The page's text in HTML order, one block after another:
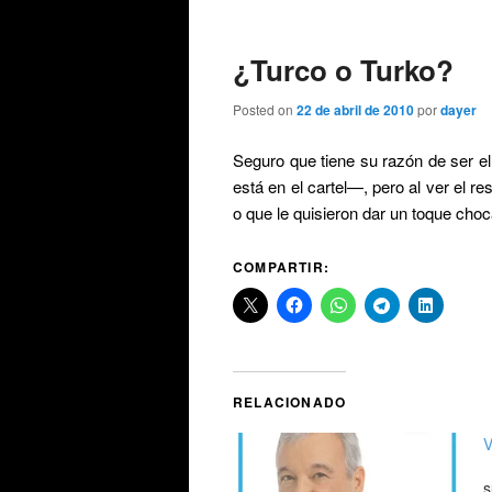
¿Turco o Turko?
Posted on 22 de abril de 2010pordayer
Seguro que tiene su razón de ser
está en el cartel—, pero al ver el
o que le quisieron dar un toque
COMPARTIR:
RELACIONADO